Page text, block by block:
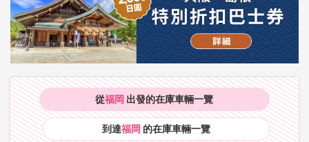
從福岡 出發的在庫車輛一覽
到達福岡 的在庫車輛一覽